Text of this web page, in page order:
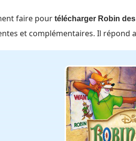
faire pour télécharger Robin
et complémentaires. Il répond